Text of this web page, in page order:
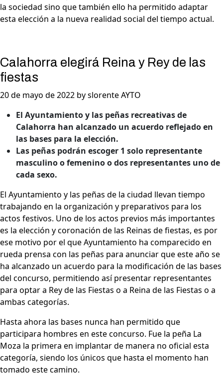
la sociedad sino que también ello ha permitido adaptar
esta elección a la nueva realidad social del tiempo actual.
Calahorra elegirá Reina y Rey de las
fiestas
20 de mayo de 2022 by slorente AYTO
El Ayuntamiento y las peñas recreativas de
Calahorra han alcanzado un acuerdo reflejado en
las bases para la elección.
Las peñas podrán escoger 1 solo representante
masculino o femenino o dos representantes uno de
cada sexo.
El Ayuntamiento y las peñas de la ciudad llevan tiempo
trabajando en la organización y preparativos para los
actos festivos. Uno de los actos previos más importantes
es la elección y coronación de las Reinas de fiestas, es por
ese motivo por el que Ayuntamiento ha comparecido en
rueda prensa con las peñas para anunciar que este año se
ha alcanzado un acuerdo para la modificación de las bases
del concurso, permitiendo así presentar representantes
para optar a Rey de las Fiestas o a Reina de las Fiestas o a
ambas categorías.
Hasta ahora las bases nunca han permitido que
participara hombres en este concurso. Fue la peña La
Moza la primera en implantar de manera no oficial esta
categoría, siendo los únicos que hasta el momento han
tomado este camino.